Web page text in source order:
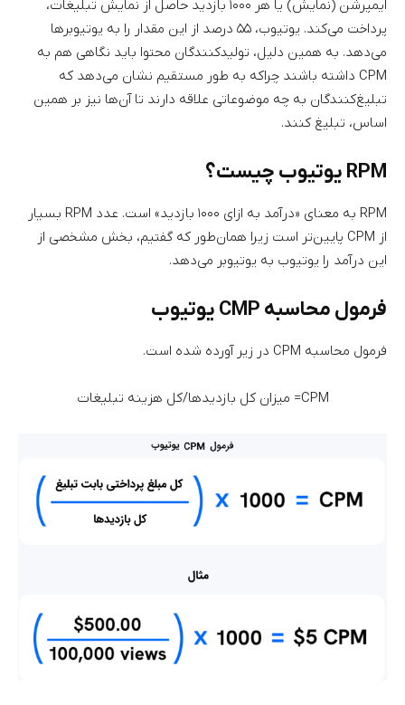
ایمپرشن (نمایش) یا هر ۱۰۰۰ بازدید حاصل از نمایش تبلیغات،
پرداخت می‌کند. یوتیوب، ۵۵ درصد از این مقدار را به یوتیوبرها
می‌دهد. به همین دلیل، تولیدکنندگان محتوا باید نگاهی هم به
CPM داشته باشند چراکه به طور مستقیم نشان می‌دهد که
تبلیغ‌کنندگان به چه موضوعاتی علاقه دارند تا آن‌ها نیز بر همین
اساس، تبلیغ کنند.
RPM یوتیوب چیست؟
RPM به معنای «درآمد به ازای ۱۰۰۰ بازدید» است. عدد RPM بسیار
از CPM پایین‌تر است زیرا همان‌طور که گفتیم، بخش مشخصی از
این درآمد را یوتیوب به یوتیوبر می‌دهد.
فرمول محاسبه CMP یوتیوب
فرمول محاسبه CPM در زیر آورده شده است.
CPM= میزان کل بازدیدها/کل هزینه تبلیغات